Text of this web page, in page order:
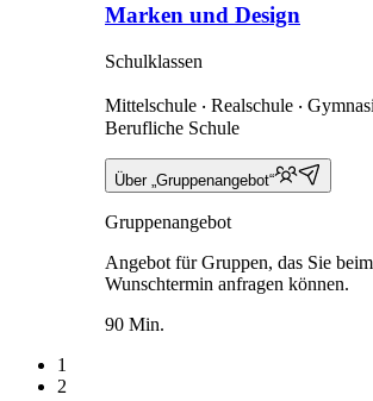
Marken und Design
Schulklassen
Mittelschule ‧ Realschule ‧
Berufliche Schule
Über „Gruppenangebot“
Gruppenangebot
Angebot für Gruppen, das Sie
Wunschtermin anfragen können.
90 Min.
1
2